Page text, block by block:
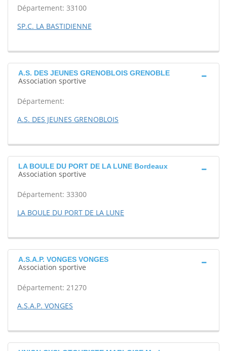
Département: 33100
SP.C. LA BASTIDIENNE
A.S. DES JEUNES GRENOBLOIS GRENOBLE
Association sportive
Département:
A.S. DES JEUNES GRENOBLOIS
LA BOULE DU PORT DE LA LUNE Bordeaux
Association sportive
Département: 33300
LA BOULE DU PORT DE LA LUNE
A.S.A.P. VONGES VONGES
Association sportive
Département: 21270
A.S.A.P. VONGES